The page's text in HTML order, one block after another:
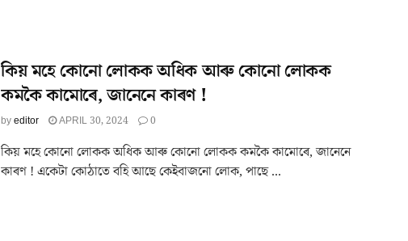
কিয় মহে কোনো লোকক অধিক আৰু কোনো লোকক
কমকৈ কামোৰে, জানেনে কাৰণ !
byeditor APRIL 30, 2024 0
কিয় মহে কোনো লোকক অধিক আৰু কোনো লোকক কমকৈ কামোৰে, জানেনে
কাৰণ ! একেটা কোঠাতে বহি আছে কেইবাজনো লোক, পাছে ...